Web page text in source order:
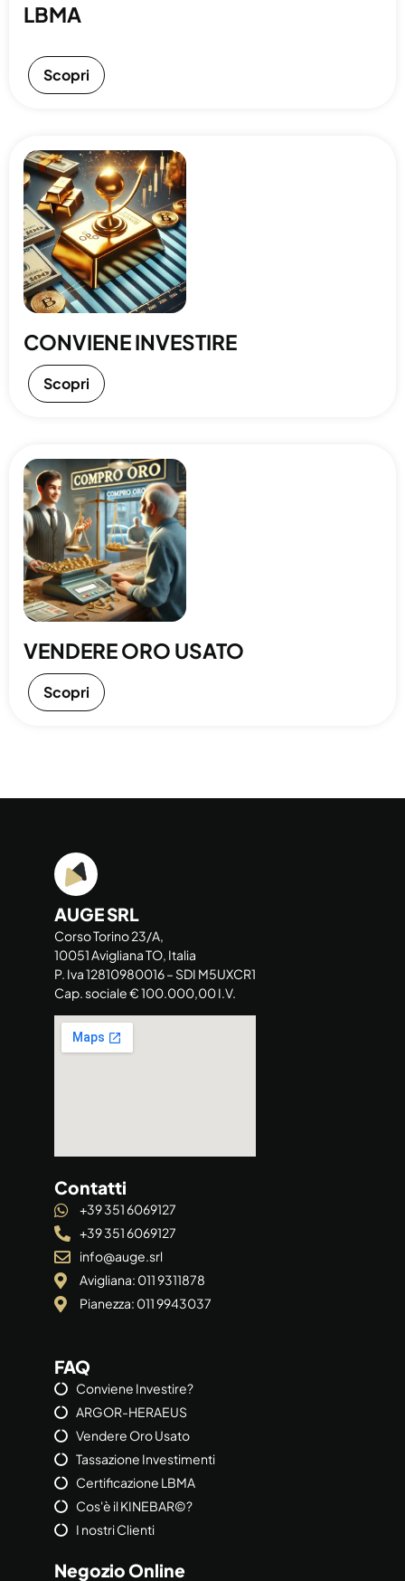
LBMA
Scopri
CONVIENE INVESTIRE
Scopri
VENDERE ORO USATO
Scopri
AUGE SRL
Corso Torino 23/A,
10051 Avigliana TO, Italia
P. Iva 12810980016 – SDI M5UXCR1
Cap. sociale € 100.000,00 I.V.
Contatti
+39 351 6069127
+39 351 6069127
info@auge.srl
Avigliana: 011 9311878
Pianezza: 011 9943037
FAQ
Conviene Investire?
ARGOR-HERAEUS
Vendere Oro Usato
Tassazione Investimenti
Certificazione LBMA
Cos'è il KINEBAR©?
I nostri Clienti
Negozio Online